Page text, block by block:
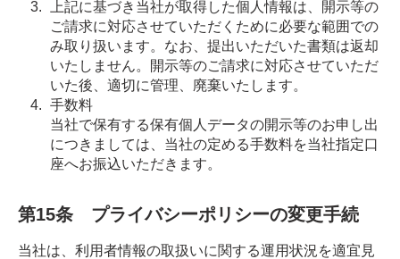
上記に基づき当社が取得した個人情報は、開示等の
ご請求に対応させていただくために必要な範囲での
み取り扱います。なお、提出いただいた書類は返却
いたしません。開示等のご請求に対応させていただ
いた後、適切に管理、廃棄いたします。
手数料
当社で保有する保有個人データの開示等のお申し出
につきましては、当社の定める手数料を当社指定口
座へお振込いただきます。
第15条 プライバシーポリシーの変更手続
当社は、利用者情報の取扱いに関する運用状況を適宜見